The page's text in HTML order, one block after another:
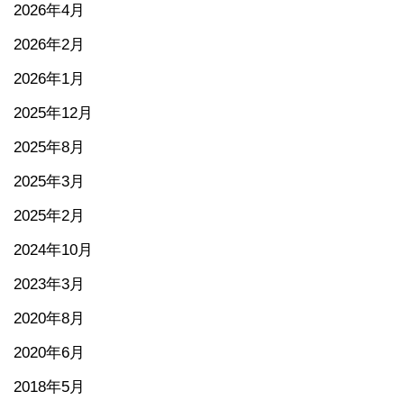
2026年4月
2026年2月
2026年1月
2025年12月
2025年8月
2025年3月
2025年2月
2024年10月
2023年3月
2020年8月
2020年6月
2018年5月